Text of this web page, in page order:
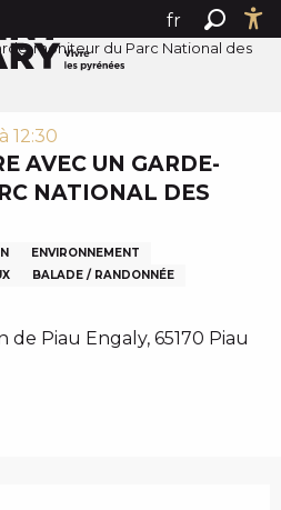
HIVER : PASSER EN MODE
ACTUELLE HIVER :
fr
moniteur du Parc National des
12:30
AVEC UN GARDE-
NATIONAL DES
ENVIRONNEMENT
BALADE / RANDONNÉE
Piau Engaly, 65170 Piau